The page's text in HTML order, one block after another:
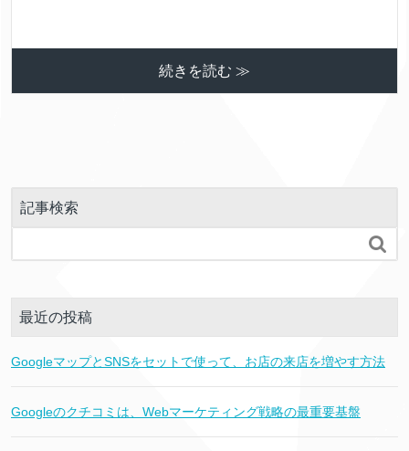
続きを読む ≫
記事検索

最近の投稿
GoogleマップとSNSをセットで使って、お店の来店を増やす方法
Googleのクチコミは、Webマーケティング戦略の最重要基盤